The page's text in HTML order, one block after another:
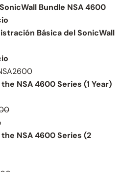
Bundle NSA 4600
Básica del SonicWall
NSA 4600 Series (1 Year)
NSA 4600 Series (2